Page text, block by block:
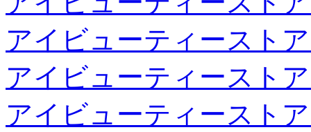
アイビューティースト
アイビューティースト
アイビューティースト